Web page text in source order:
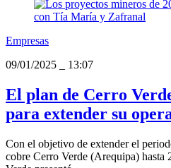
Empresas
09/01/2025
13:07
El plan de Cerro
para extender su
Con el objetivo de extender el
cobre Cerro Verde (Arequipa) hasta